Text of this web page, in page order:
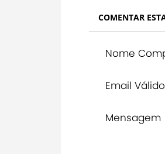
COMENTAR
Nome
Email
Mensagem